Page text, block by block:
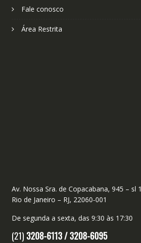
Fale conosco
Área Restrita
Av. Nossa Sra. de Copacabana, 945 – sl
Rio de Janeiro – RJ, 22060-001
De segunda a sexta, das 9:30 às 17:30
(21) 3208-6113 /3208-6095